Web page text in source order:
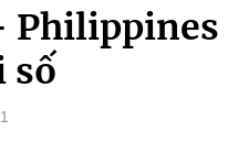
số